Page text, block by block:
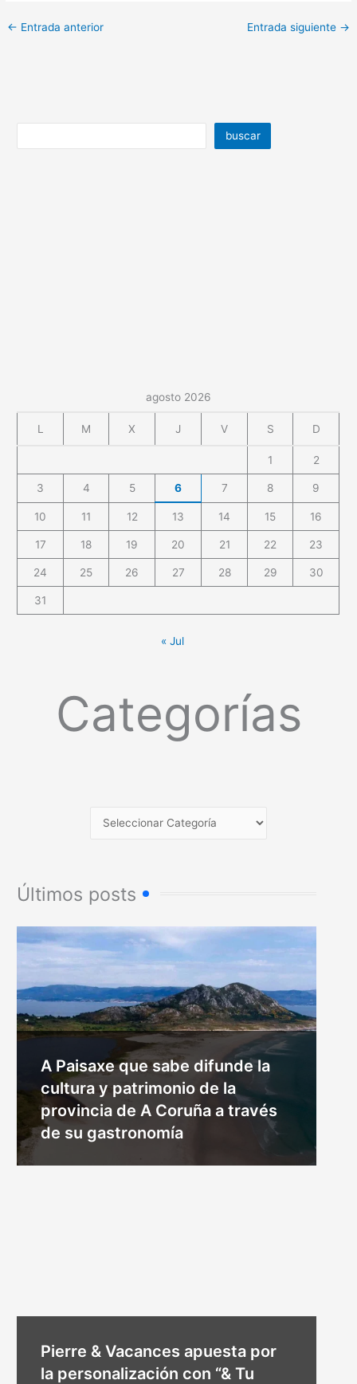
← Entrada anterior Entrada siguiente →
buscar
agosto 2026
L M X J V S D
1 2
3 4 5 6 7 8 9
10 11 12 13 14 15 16
17 18 19 20 21 22 23
24 25 26 27 28 29 30
31
« Jul
Categorías
Últimos posts
A Paisaxe que sabe difunde la
cultura y patrimonio de la
provincia de A Coruña a través
de su gastronomía
Pierre & Vacances apuesta por
la personalización con “& Tu